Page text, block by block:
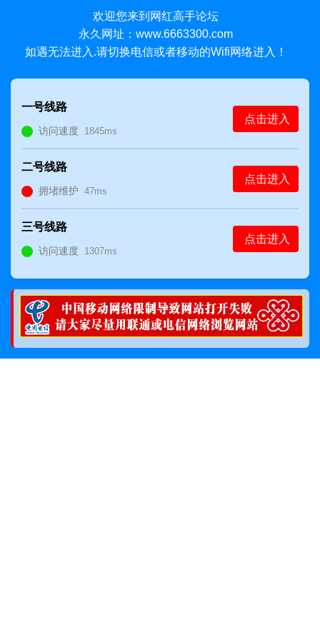
欢迎您来到网红高手论坛
永久网址：www.6663300.com
如遇无法进入.请切换电信或者移动的Wifi网络进入！
一号线路
访问速度 1845ms
点击进入
二号线路
拥堵维护 47ms
点击进入
三号线路
访问速度 1307ms
点击进入